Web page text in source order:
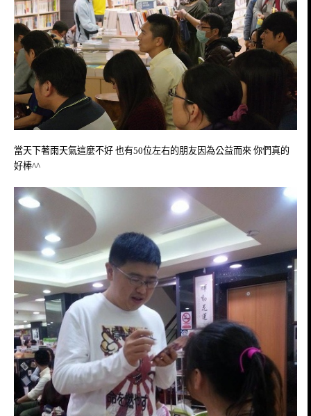
當天下著雨天氣這麼不好 也有50位左右的朋友因為公益而來 你們真的
好棒^^